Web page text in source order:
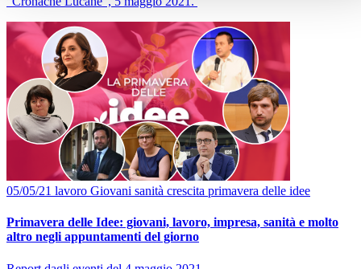
05/05/21 lavoro Giovani sanità crescita primavera delle idee
Primavera delle Idee: giovani, lavoro, impresa, sanità e molto
altro negli appuntamenti del giorno